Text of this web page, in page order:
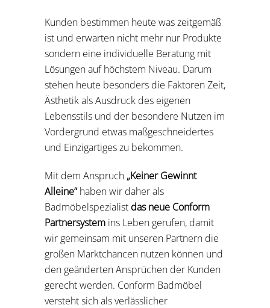
Kunden bestimmen heute was zeitgemäß
ist und erwarten nicht mehr nur Produkte
sondern eine individuelle Beratung mit
Lösungen auf höchstem Niveau. Darum
stehen heute besonders die Faktoren Zeit,
Ästhetik als Ausdruck des eigenen
Lebensstils und der besondere Nutzen im
Vordergrund etwas maßgeschneidertes
und Einzigartiges zu bekommen.
Mit dem Anspruch „Keiner Gewinnt
Alleine“haben wir daher als
Badmöbelspezialist das neue Conform
Partnersystem ins Leben gerufen, damit
wir gemeinsam mit unseren Partnern die
großen Marktchancen nutzen können und
den geänderten Ansprüchen der Kunden
gerecht werden. Conform Badmöbel
versteht sich als verlässlicher